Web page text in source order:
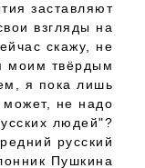
заставляют
взгляды на
скажу, не
моим твёрдым
я пока лишь
не надо
людей"?
русский
Пушкина